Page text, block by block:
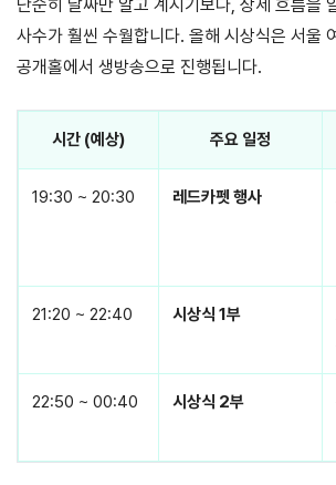
단순히 날짜만 알고 계시기보다, 상세 흐름을
사수가 훨씬 수월합니다. 올해 시상식은 서울
공개홀에서 생방송으로 진행됩니다.
시간 (예상) 주요 일정
19:30 ~ 20:30 레드카펫 행사
21:20 ~ 22:40 시상식 1부
22:50 ~ 00:40 시상식 2부